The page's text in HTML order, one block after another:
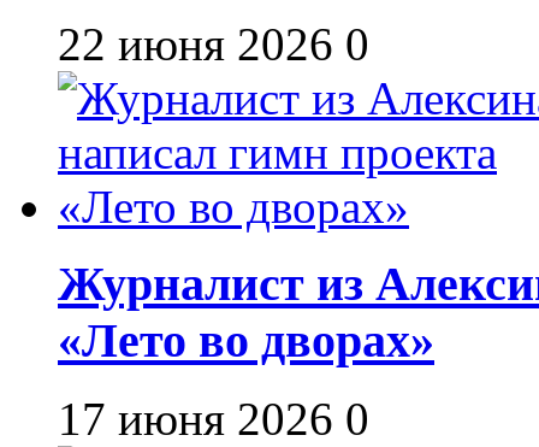
22 июня 2026 0
Журналист из
«Лето во дворах»
17 июня 2026 0